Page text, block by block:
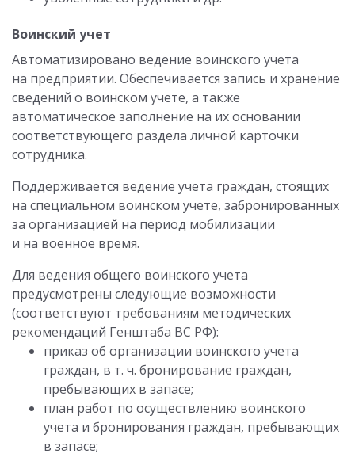
Воинский учет
Автоматизировано ведение воинского учета
на предприятии. Обеспечивается запись и хранение
сведений о воинском учете, а также
автоматическое заполнение на их основании
соответствующего раздела личной карточки
сотрудника.
Поддерживается ведение учета граждан, стоящих
на специальном воинском учете, забронированных
за организацией на период мобилизации
и на военное время.
Для ведения общего воинского учета
предусмотрены следующие возможности
(соответствуют требованиям методических
рекомендаций Генштаба ВС РФ):
приказ об организации воинского учета
граждан, в т. ч. бронирование граждан,
пребывающих в запасе;
план работ по осуществлению воинского
учета и бронирования граждан, пребывающих
в запасе;